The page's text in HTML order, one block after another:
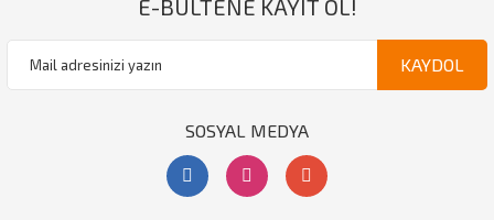
E-BÜLTENE KAYIT OL!
KAYDOL
SOSYAL MEDYA